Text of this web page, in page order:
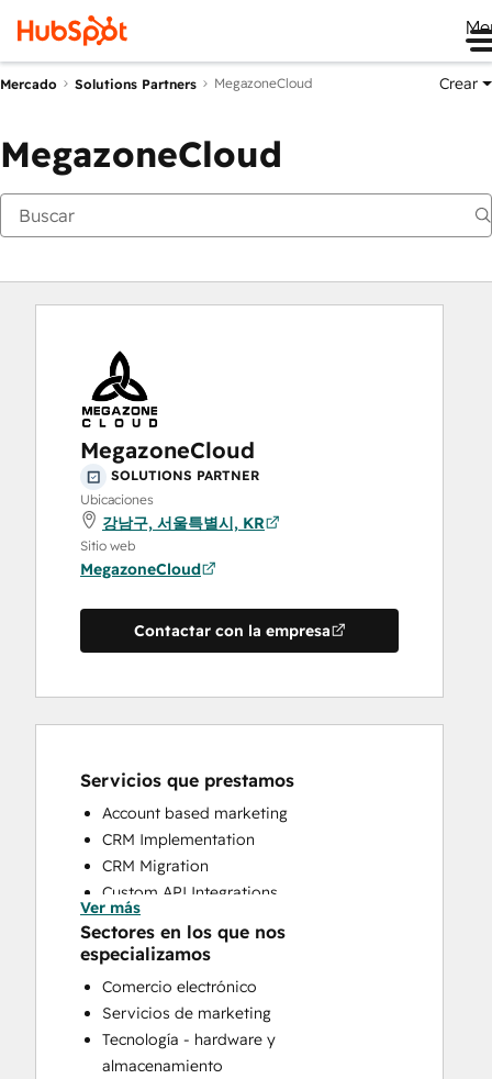
Mercado Solutions Partners MegazoneCloud Crear
MegazoneCloud
MegazoneCloud
SOLUTIONS PARTNER
Ubicaciones
강남구, 서울특별시, KR
Sitio web
MegazoneCloud
Contactar con la empresa
Servicios que prestamos
Account based marketing
CRM Implementation
CRM Migration
Custom API Integrations
Customer Marketing
Email Marketing
Full Inbound Marketing Services
HubSpot Onboarding
Sales and Marketing Alignment
Sales Enablement
Ver más
Sectores en los que nos
especializamos
Comercio electrónico
Servicios de marketing
Tecnología - hardware y
almacenamiento